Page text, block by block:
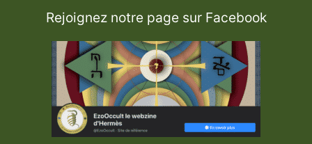
Rejoignez notre page sur Facebook